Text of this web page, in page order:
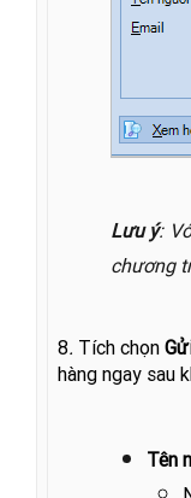
Lưu ý:
chương
8. Tích chọn
hàng ngay sau
Tên